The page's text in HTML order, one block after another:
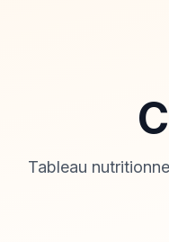
Tableau